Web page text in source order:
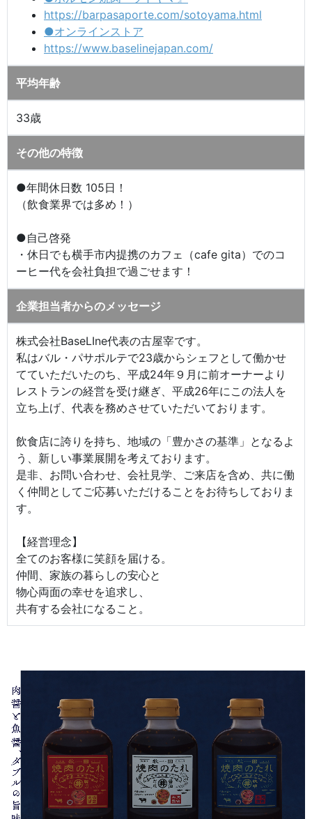
https://barpasaporte.com/sotoyama.html
●オンラインストア
https://www.baselinejapan.com/
平均年齢
33歳
その他の特徴
●年間休日数 105日！
（飲食業界では多め！）
●自己啓発
・休日でも横手市内提携のカフェ（cafe gita）でのコ
ーヒー代を会社負担で過ごせます！
企業担当者からのメッセージ
株式会社BaseLIne代表の古屋宰です。
私はバル・パサポルテで23歳からシェフとして働かせ
てていただいたのち、平成24年９月に前オーナーより
レストランの経営を受け継ぎ、平成26年にこの法人を
立ち上げ、代表を務めさせていただいております。
飲食店に誇りを持ち、地域の「豊かさの基準」となるよ
う、新しい事業展開を考えております。
是非、お問い合わせ、会社見学、ご来店を含め、共に働
く仲間としてご応募いただけることをお待ちしておりま
す。
【経営理念】
全てのお客様に笑顔を届ける。
仲間、家族の暮らしの安心と
物心両面の幸せを追求し、
共有する会社になること。